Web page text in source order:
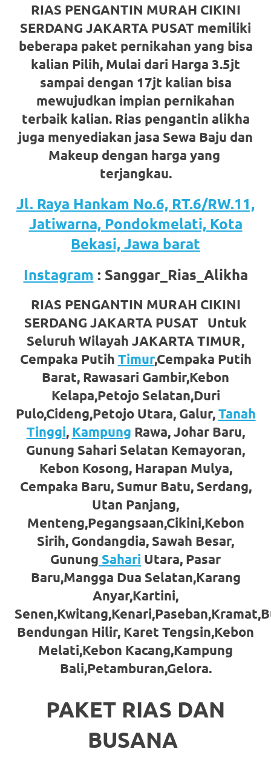
replica
watches.
favorite
replica
watches.
24
replica
rolex.
More
Here
loanswatches.com.
Wiht
Discount
replica
watches.
fake
watches.
facts
https://www.stockswatches.com.
anchor
https://
RIAS PENGANTIN MURAH CIKINI
SERDANG JAKARTA PUSAT memiliki
beberapa paket pernikahan yang bisa
kalian Pilih, Mulai dari Harga 3.5jt
sampai dengan 17jt kalian bisa
mewujudkan impian pernikahan
terbaik kalian. Rias pengantin alikha
juga menyediakan jasa Sewa Baju dan
Makeup dengan harga yang
terjangkau.
Jl. Raya Hankam No.6, RT.6/RW.11,
Jatiwarna, Pondokmelati, Kota
Bekasi, Jawa barat
Instagram : Sanggar_Rias_Alikha
RIAS PENGANTIN MURAH CIKINI
SERDANG JAKARTA PUSAT Untuk
Seluruh Wilayah JAKARTA TIMUR,
Cempaka Putih Timur,Cempaka Putih
Barat, Rawasari Gambir,Kebon
Kelapa,Petojo Selatan,Duri
Pulo,Cideng,Petojo Utara, Galur,Tanah
Tinggi, Kampung Rawa, Johar Baru,
Gunung Sahari Selatan Kemayoran,
Kebon Kosong, Harapan Mulya,
Cempaka Baru, Sumur Batu, Serdang,
Utan Panjang,
Menteng,Pegangsaan,Cikini,Kebon
Sirih, Gondangdia, Sawah Besar,
Gunung Sahari Utara, Pasar
Baru,Mangga Dua Selatan,Karang
Anyar,Kartini,
Bendungan Hilir, Karet Tengsin,Kebon
Melati,Kebon Kacang,Kampung
Bali,Petamburan,Gelora.
PAKET RIAS DAN
BUSANA